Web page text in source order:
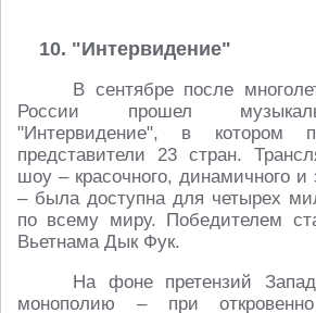
10. "Интервидение"
В сентябре после
России прошел
"Интервидение", в котором
представители 23 стран.
шоу – красочного, динамичного
– была доступна для четырех
по всему миру. Победителем
Вьетнама Дык Фук.
На фоне претензий
монополию – при откровенно